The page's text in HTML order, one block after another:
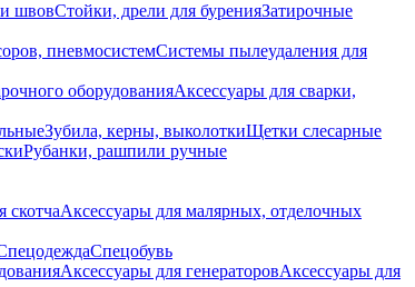
швовСтойки, дрели для буренияЗатирочные
пневмосистемСистемы пылеудаления для
оборудованияАксессуары для сварки,
Зубила, керны, выколоткиЩетки слесарные
Рубанки, рашпили ручные
скотчаАксессуары для малярных, отделочных
Спецобувь
Аксессуары для генераторовАксессуары для